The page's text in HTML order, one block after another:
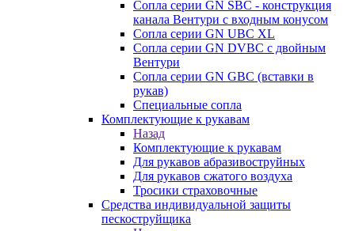
Сопла серии GN SBC - конструкция
канала Вентури c входным конусом
Сопла серии GN UBC XL
Сопла серии GN DVBC с двойным
Вентури
Сопла серии GN GBC (вставки в
рукав)
Специальные сопла
Комплектующие к рукавам
Назад
Комплектующие к рукавам
Для рукавов абразивоструйных
Для рукавов сжатого воздуха
Тросики страховочные
Средства индивидуальной защиты
пескоструйщика